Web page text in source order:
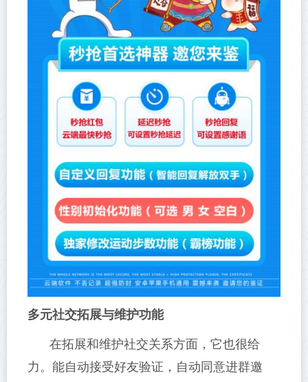
多元社交拓展与维护功能
在拓展和维护社交关系方面，它也很给
力。能自动接受好友验证，自动同意进群邀